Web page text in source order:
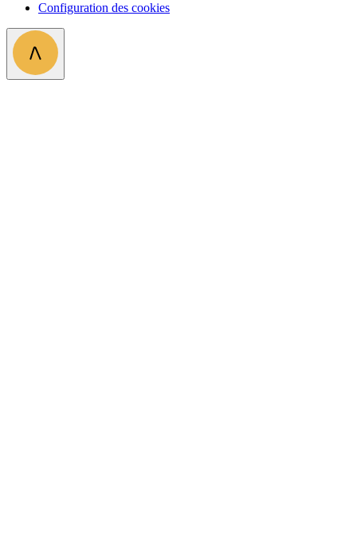
Configuration des cookies